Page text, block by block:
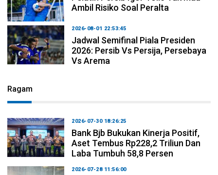
Ambil Risiko Soal Peralta
2026-08-01 22:53:45
Jadwal Semifinal Piala Presiden
2026: Persib Vs Persija, Persebaya
Vs Arema
Ragam
2026-07-30 18:26:25
Bank Bjb Bukukan Kinerja Positif,
Aset Tembus Rp228,2 Triliun Dan
Laba Tumbuh 58,8 Persen
2026-07-28 11:56:00